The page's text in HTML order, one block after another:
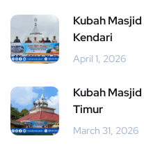
Kubah
Kendari
April 1, 2026
Kubah
Timur
March 31, 2026